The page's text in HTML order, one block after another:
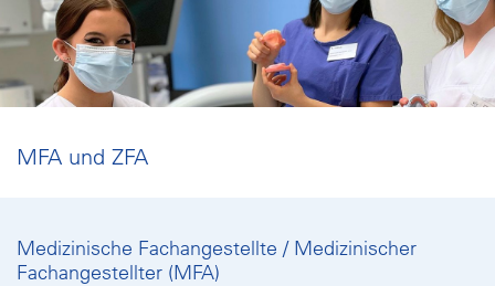
MFA und ZFA
Medizinische Fachangestellte / Medizinischer
Fachangestellter (MFA)